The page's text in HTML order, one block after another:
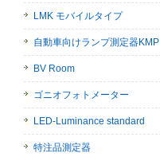
LMK モバイルタイプ
自動車向けランプ測定器KMP
BV Room
ゴニオフォトメーター
LED-Luminance standard
特注品測定器